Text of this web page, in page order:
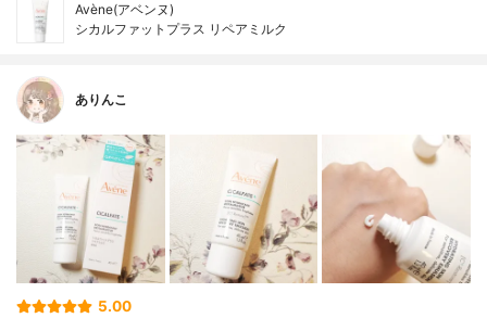
Avène(アベンヌ)
シカルファットプラス リペアミルク
ありんこ
5.00